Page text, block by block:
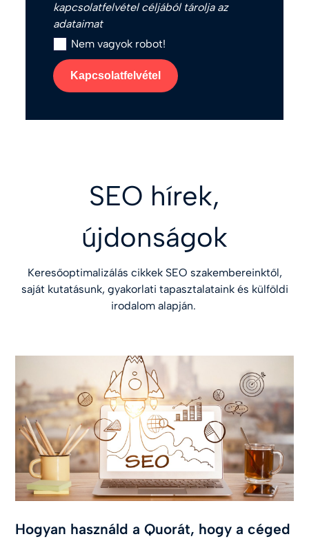
kapcsolatfelvétel céljából tárolja az
adataimat
Nem vagyok robot!
Kapcsolatfelvétel
SEO hírek,
újdonságok
Keresőoptimalizálás cikkek SEO szakembereinktől,
saját kutatásunk, gyakorlati tapasztalataink és külföldi
irodalom alapján.
Hogyan használd a Quorát, hogy a céged